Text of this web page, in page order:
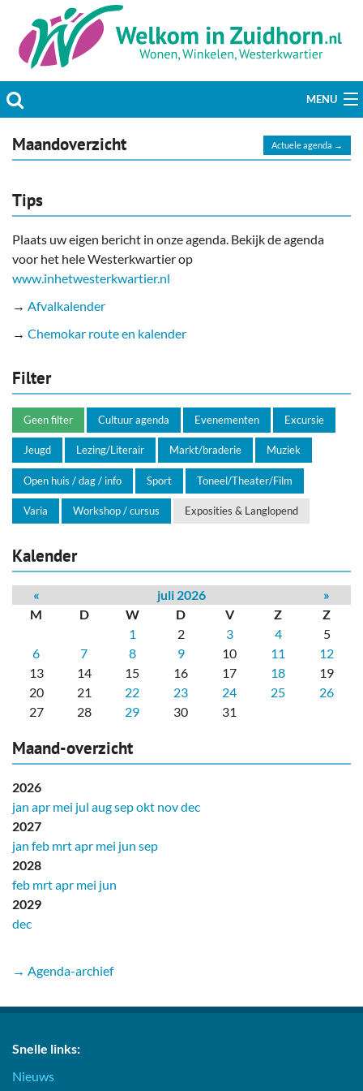
MENU
Actueel
Welzijn & Maatschappij
Bedrijven
Plaats bericht
Actuele agenda →
Maandoverzicht
Tips
Plaats uw eigen bericht in onze agenda. Bekijk de agenda
voor het hele Westerkwartier op
www.inhetwesterkwartier.nl
→ Afvalkalender
→ Chemokar route en kalender
Filter
Geen filter Cultuur agenda Evenementen Excursie
Jeugd Lezing/Literair Markt/braderie Muziek
Open huis / dag / info Sport Toneel/Theater/Film
Varia Workshop / cursus Exposities & Langlopend
Kalender
« juli 2026
»
M
D W D V Z
Z
1
2 3 4
5
6
7 8 9 10 11
12
13
14 15 16 17 18
19
20
21 22 23 24 25
26
27
28 29 30 31
Maand-overzicht
2026
jan apr mei jul augsepokt novdec
2027
jan feb mrtapr mei jun sep
2028
feb mrtapr mei jun
2029
dec
→ Agenda-archief
Snelle links:
Nieuws